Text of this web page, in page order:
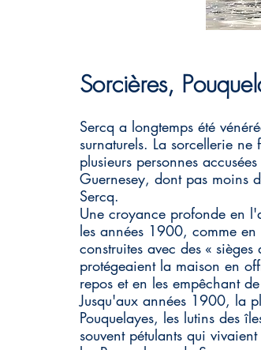
Sorcières,
Sercq a longtemps été
surnaturels. La sorcellerie
plusieurs personnes
Guernesey, dont pas moins
Sercq.
Une croyance profonde en
les années 1900, comme en
construites avec des «
protégeaient la maison en
repos et en les empêchant
Jusqu'aux années 1900, la
Pouquelayes, les lutins des
souvent pétulants qui